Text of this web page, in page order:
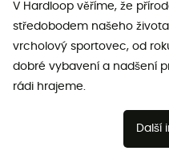
V Hardloop věříme, že
středobodem našeho
vrcholový sportovec, od
dobré vybavení a nadšení
rádi hrajeme.
Další